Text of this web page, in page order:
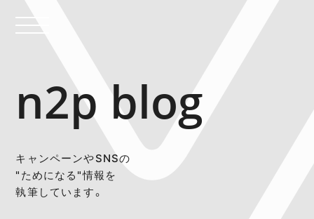
n2p blog
キャンペーンやSNSの
"ためになる"情報を
執筆しています。